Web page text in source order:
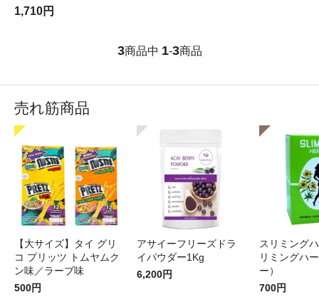
1,710円
3商品中 1-3商品
売れ筋商品
【大サイズ】タイ グリ
コ プリッツ トムヤムク
ン味／ラーブ味
500円
アサイーフリーズドラ
イパウダー1Kg
6,200円
スリミング
リミングハ
ー）
700円